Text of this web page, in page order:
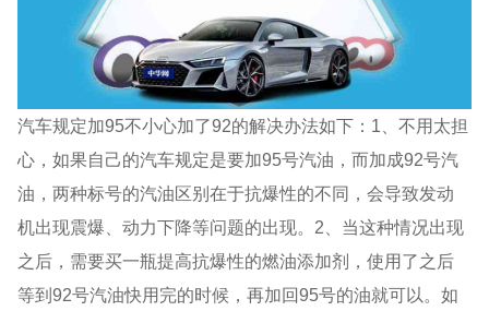
汽车规定加95不小心加了92的解决办法如下：1、不用太担
心，如果自己的汽车规定是要加95号汽油，而加成92号汽
油，两种标号的汽油区别在于抗爆性的不同，会导致发动
机出现震爆、动力下降等问题的出现。2、当这种情况出现
之后，需要买一瓶提高抗爆性的燃油添加剂，使用了之后
等到92号汽油快用完的时候，再加回95号的油就可以。如